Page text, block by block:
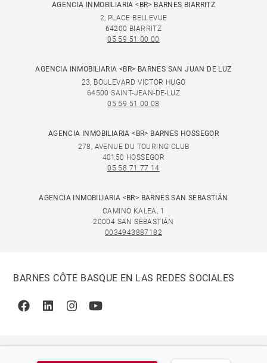
AGENCIA INMOBILIARIA <BR> BARNES BIARRITZ
2, PLACE BELLEVUE
64200 BIARRITZ
05 59 51 00 00
AGENCIA INMOBILIARIA <BR> BARNES SAN JUAN DE LUZ
23, BOULEVARD VICTOR HUGO
64500 SAINT-JEAN-DE-LUZ
05 59 51 00 08
AGENCIA INMOBILIARIA <BR> BARNES HOSSEGOR
278, AVENUE DU TOURING CLUB
40150 HOSSEGOR
05 58 71 77 14
AGENCIA INMOBILIARIA <BR> BARNES SAN SEBASTIÁN
CAMINO KALEA, 1
20004 SAN SEBASTIÁN
0034943887182
BARNES CÔTE BASQUE EN LAS REDES SOCIALES
FacebookLinkedinInstagramYoutube